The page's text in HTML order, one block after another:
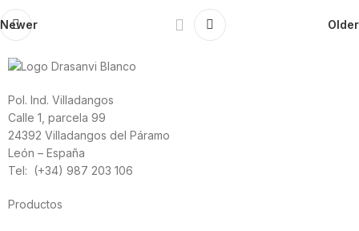
Newer Older
Pol. Ind. Villadangos
Calle 1, parcela 99
24392 Villadangos del Páramo
León – España
Tel: (+34) 987 203 106
Productos